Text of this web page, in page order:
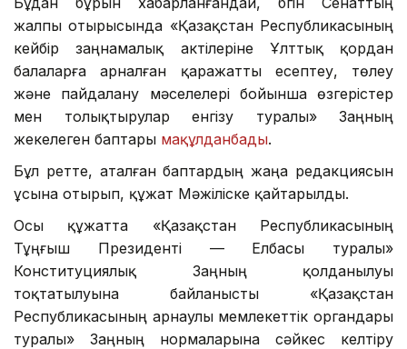
жалпы отырысында «Қазақстан Республикасының
кейбір заңнамалық актілеріне Ұлттық қордан
балаларға арналған қаражатты есептеу, төлеу
және пайдалану мәселелері бойынша өзгерістер
мен толықтырулар енгізу туралы» Заңның
жекелеген баптары мақұлданбады.
Бұл ретте, аталған баптардың жаңа редакциясын
ұсына отырып, құжат Мәжіліске қайтарылды.
Осы құжатта «Қазақстан Республикасының
Тұңғыш Президенті — Елбасы туралы»
Конституциялық Заңның қолданылуы
тоқтатылуына байланысты «Қазақстан
Республикасының арнаулы мемлекеттік органдары
туралы» Заңның нормаларына сәйкес келтіру